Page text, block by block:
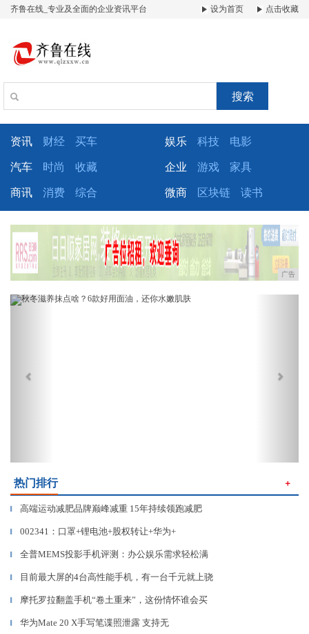
齐鲁在线_专业及全面的企业资讯平台 设为首页 点击收藏
搜索
资讯 财经 买车 娱乐 科技 电影
汽车 时尚 收藏 企业 游戏 家具
商讯 消费 综合 微商 区块链 读书
广告
Previous
热门排行 ＋
▎ 高端运动减肥品牌巅峰减重 15年持续领跑减肥
▎ 002341：口罩+锂电池+股权转让+华为+
▎ 全普MEMS投影手机评测：办公娱乐需求轻松满
▎ 目前最大屏的4台高性能手机，有一台千元就上骁
▎ 摩托罗拉翻盖手机“卷土重来”，这份情怀谁会买
▎ 华为Mate 20 X手写笔谍照泄露 支持无